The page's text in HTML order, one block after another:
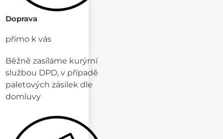
Doprava
přímo k vás
Běžně zasíláme kurýrní
službou DPD, v případě
paletových zásilek dle
domluvy